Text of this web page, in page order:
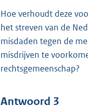
Hoe verhoudt deze
het streven van de
misdaden tegen de
misdrijven te
rechtsgemeenschap?
Antwoord 3